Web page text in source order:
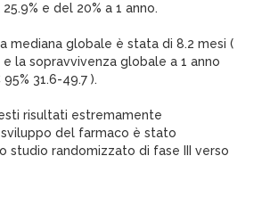
e del 20% a 1 anno.
mediana globale è stata di 8.2 mesi (
e la sopravvivenza globale a 1 anno
31.6-49.7 ).
risultati estremamente
del farmaco è stato
studio randomizzato di fase III verso